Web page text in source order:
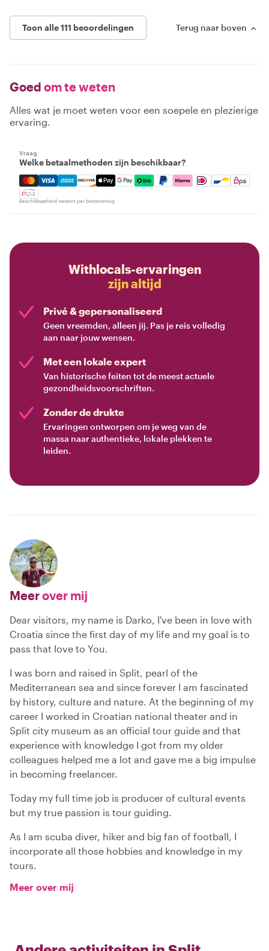
Toon alle 111 beoordelingen Terug naar boven
Goed om te weten
Alles wat je moet weten voor een soepele en plezierige
ervaring.
Vraag
Welke betaalmethoden zijn beschikbaar?
Mastercard, Visa, Amex, Discover, Apple Pay, Google
Beschikbaarheid varieert per bestemming
Withlocals-ervaringen
zijn altijd
Privé & gepersonaliseerd
Geen vreemden, alleen jij. Pas je reis volledig
aan naar jouw wensen.
Met een lokale expert
Van historische feiten tot de meest actuele
gezondheidsvoorschriften.
Zonder de drukte
Ervaringen ontworpen om je weg van de
massa naar authentieke, lokale plekken te
leiden.
Meerover mij
Dear visitors, my name is Darko, I've been in love with
Croatia since the first day of my life and my goal is to
pass that love to You.
I was born and raised in Split, pearl of the
Mediterranean sea and since forever I am fascinated
by history, culture and nature. At the beginning of my
career I worked in Croatian national theater and in
Split city museum as an official tour guide and that
experience with knowledge I got from my older
colleagues helped me a lot and gave me a big impulse
in becoming freelancer.
Today my full time job is producer of cultural events
but my true passion is tour guiding.
As I am scuba diver, hiker and big fan of football, I
incorporate all those hobbies and knowledge in my
tours.
Meer over mij